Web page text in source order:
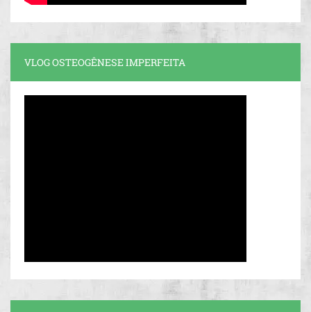
VLOG OSTEOGÊNESE IMPERFEITA